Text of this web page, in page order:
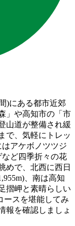
)にある都市近郊
」や高知市の「市
山道が整備され緩
で、気軽にトレッ
アケボノツツジ
ど四季折々の花
めで、北西に西日
、南は高知
摺岬と素晴らしい
ースを堪能してみ
報を確認しましょ